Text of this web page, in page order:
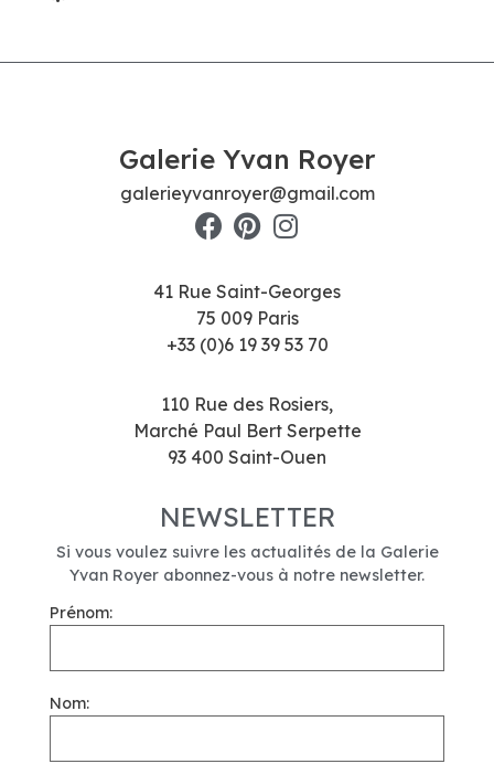
Galerie Yvan Royer
galerieyvanroyer@gmail.com
41 Rue Saint-Georges
75 009 Paris
+33 (0)6 19 39 53 70
110 Rue des Rosiers,
Marché Paul Bert Serpette
93 400 Saint-Ouen
NEWSLETTER
Si vous voulez suivre les actualités de la Galerie
Yvan Royer abonnez-vous à notre newsletter.
Prénom:
Nom: